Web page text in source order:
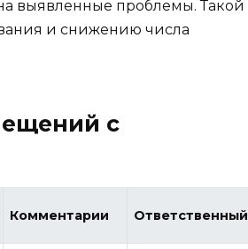
выявленные проблемы. Такой
и снижению числа
с
Комментарии Ответственный